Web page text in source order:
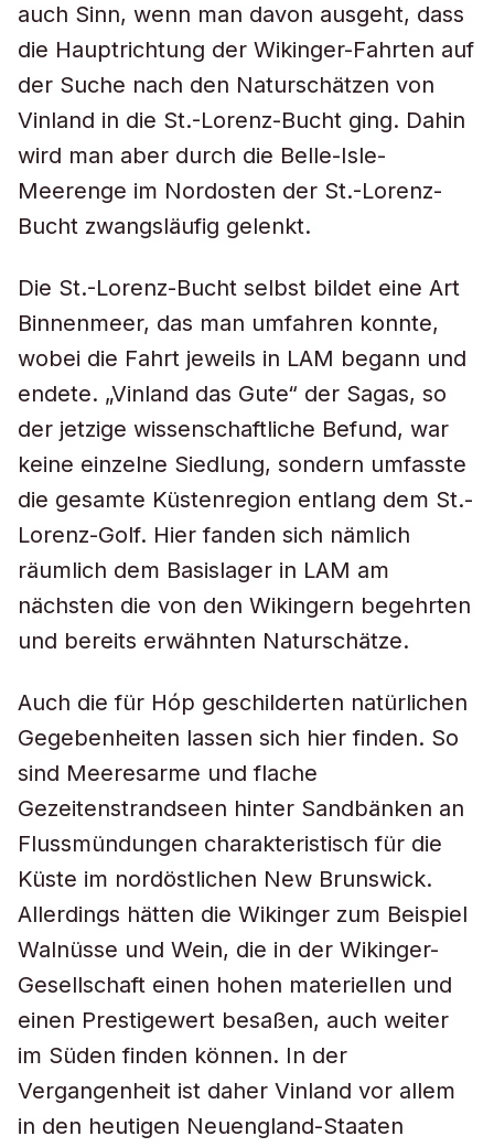
auch Sinn, wenn man davon ausgeht, dass
die Hauptrichtung der Wikinger-Fahrten auf
der Suche nach den Naturschätzen von
Vinland in die St.-Lorenz-Bucht ging. Dahin
wird man aber durch die Belle-Isle-
Meerenge im Nordosten der St.-Lorenz-
Bucht zwangsläufig gelenkt.
Die St.-Lorenz-Bucht selbst bildet eine Art
Binnenmeer, das man umfahren konnte,
wobei die Fahrt jeweils in LAM begann und
endete. „Vinland das Gute“ der Sagas, so
der jetzige wissenschaftliche Befund, war
keine einzelne Siedlung, sondern umfasste
die gesamte Küstenregion entlang dem St.-
Lorenz-Golf. Hier fanden sich nämlich
räumlich dem Basislager in LAM am
nächsten die von den Wikingern begehrten
und bereits erwähnten Naturschätze.
Auch die für Hóp geschilderten natürlichen
Gegebenheiten lassen sich hier finden. So
sind Meeresarme und flache
Gezeitenstrandseen hinter Sandbänken an
Flussmündungen charakteristisch für die
Küste im nordöstlichen New Brunswick.
Allerdings hätten die Wikinger zum Beispiel
Walnüsse und Wein, die in der Wikinger-
Gesellschaft einen hohen materiellen und
einen Prestigewert besaßen, auch weiter
im Süden finden können. In der
Vergangenheit ist daher Vinland vor allem
in den heutigen Neuengland-Staaten